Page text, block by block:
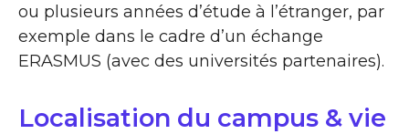
ou plusieurs années d’étude à l’étranger, par
exemple dans le cadre d’un échange
ERASMUS (avec des universités partenaires).
Localisation du campus & vie